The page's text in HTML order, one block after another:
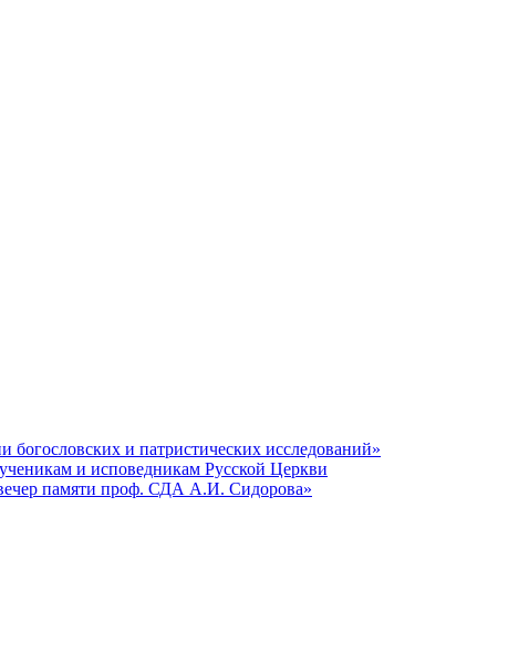
и патристических исследований»
и исповедникам Русской Церкви
памяти проф. СДА А.И. Сидорова»